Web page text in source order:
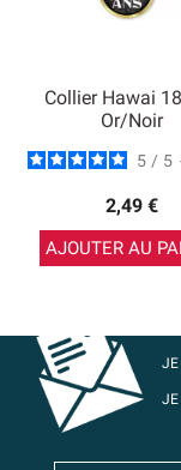
Collier Hawai
Or/Noir
5 / 5
2,49 €
AJOUTER AU
JE
JE